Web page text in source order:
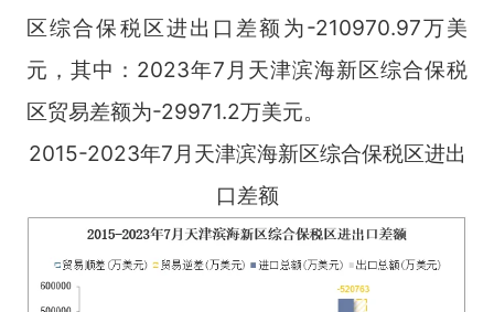
区综合保税区进出口差额为-210970.97万美
元，其中：2023年7月天津滨海新区综合保税
区贸易差额为-29971.2万美元。
2015-2023年7月天津滨海新区综合保税区进出
口差额